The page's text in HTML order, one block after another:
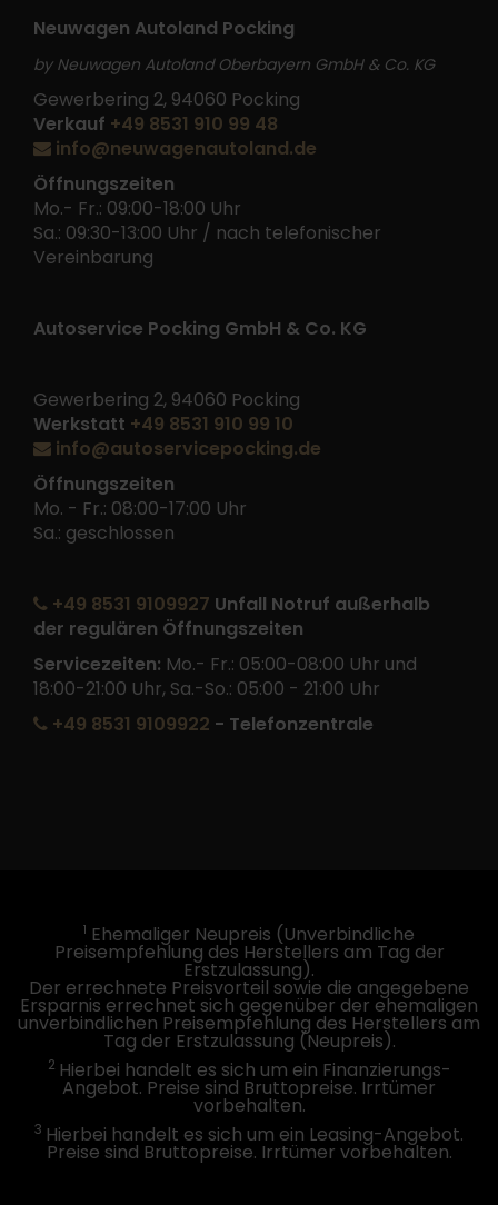
Neuwagen Autoland Pocking
by Neuwagen Autoland Oberbayern GmbH & Co. KG
Gewerbering 2, 94060 Pocking
Verkauf +49 8531 910 99 48
info@neuwagenautoland.de
Öffnungszeiten
Mo.- Fr.: 09:00-18:00 Uhr
Sa.: 09:30-13:00 Uhr / nach telefonischer
Vereinbarung
Autoservice Pocking GmbH & Co. KG
Gewerbering 2, 94060 Pocking
Werkstatt +49 8531 910 99 10
info@autoservicepocking.de
Öffnungszeiten
Mo. - Fr.: 08:00-17:00 Uhr
Sa.: geschlossen
+49 8531 9109927 Unfall Notruf außerhalb
der regulären Öffnungszeiten
Servicezeiten: Mo.- Fr.: 05:00-08:00 Uhr und
18:00-21:00 Uhr, Sa.-So.: 05:00 - 21:00 Uhr
+49 8531 9109922 - Telefonzentrale
1 Ehemaliger Neupreis (Unverbindliche
Preisempfehlung des Herstellers am Tag der
Erstzulassung).
Der errechnete Preisvorteil sowie die angegebene
Ersparnis errechnet sich gegenüber der ehemaligen
unverbindlichen Preisempfehlung des Herstellers am
Tag der Erstzulassung (Neupreis).
2 Hierbei handelt es sich um ein Finanzierungs-
Angebot. Preise sind Bruttopreise. Irrtümer
vorbehalten.
3 Hierbei handelt es sich um ein Leasing-Angebot.
Preise sind Bruttopreise. Irrtümer vorbehalten.